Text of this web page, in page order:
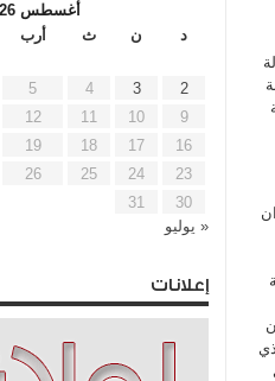
أغسطس 2026
د
ن ث أرب
2
3
4
5
9
10
11
12
16
17
18
19
23
24
25
26
30
31
« يوليو
إعلانات